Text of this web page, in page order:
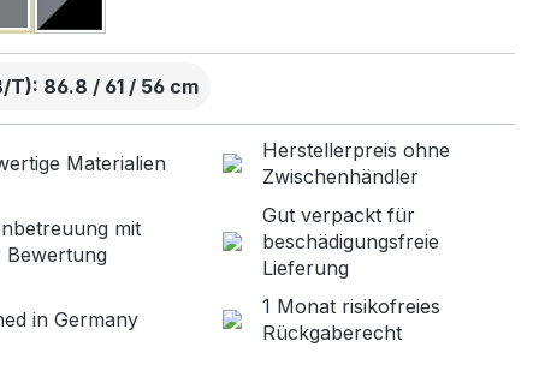
T): 86.8 / 61 / 56 cm
Materialien
Herstellerpreis ohne
Zwischenhändler
mit
Bewertung
Gut verpackt für
beschädigungsfreie
Lieferung
in Germany
1 Monat risikofreies
Rückgaberecht